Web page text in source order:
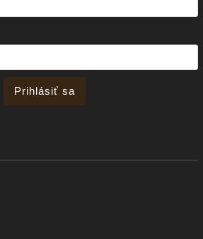
Prihlásiť sa